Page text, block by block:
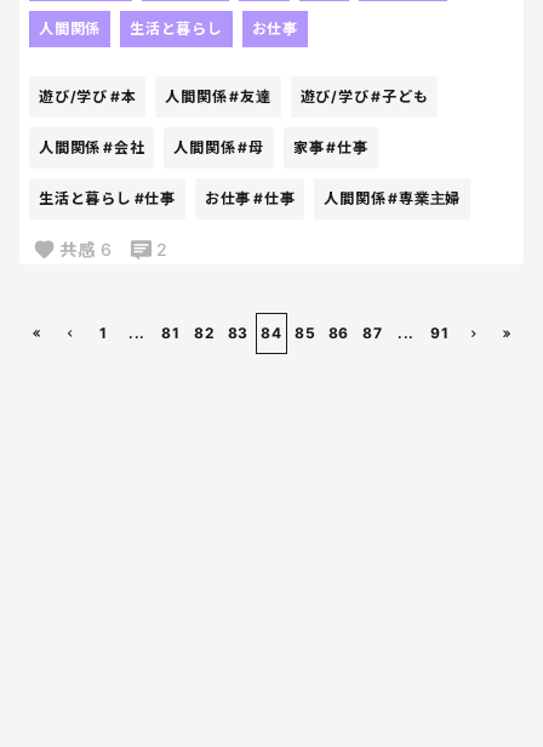
方々で、本当に救われている🥹🩷昔、長男の妊娠が分
かった際に、当時勤めていた会社（かなり男社会で
後今と同じ仕事ができると思うなよ！なんて言われた
い職場ってあるんだなって毎日じーんとしている😭✨
自分はなんというか昔から愛想はまあまあ良いとは
で実はコミュ障ボッチであり、あまり友達と呼べる
今から教え続けていきたいと思う✨（私が言うとあん
人間関係 生活と暮らし お仕事
遊び/学び #本 人間関係#友達 遊び/学び#子ども
人間関係 #会社 人間関係#母 家事#仕事
生活と暮らし #仕事 お仕事 #仕事 人間関係#専業主婦
共感 6 2
1 ... 81 82 83 84 85 86 87 ... 91